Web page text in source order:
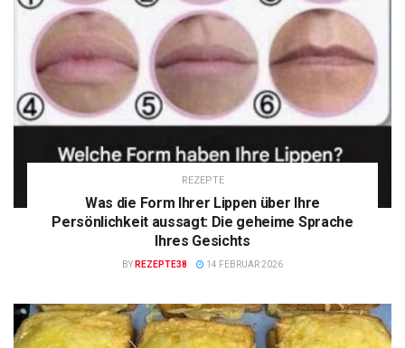
REZEPTE
Was die Form Ihrer Lippen über Ihre
Persönlichkeit aussagt: Die geheime Sprache
Ihres Gesichts
BY REZEPTE38 14 FEBRUAR 2026